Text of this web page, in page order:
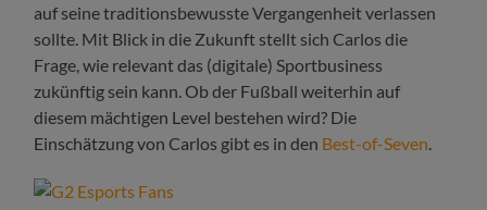
auf seine traditionsbewusste Vergangenheit verlassen
sollte. Mit Blick in die Zukunft stellt sich Carlos die
Frage, wie relevant das (digitale) Sportbusiness
zukünftig sein kann. Ob der Fußball weiterhin auf
diesem mächtigen Level bestehen wird? Die
Einschätzung von Carlos gibt es in den Best-of-Seven